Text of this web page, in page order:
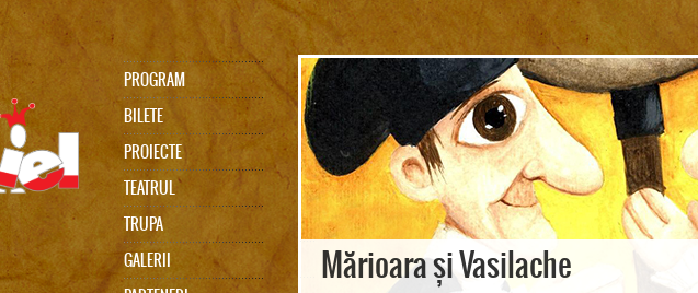
PROGRAM
BILETE
PROIECTE
TEATRUL
TRUPA
GALERII
Mărioara și Vasilache